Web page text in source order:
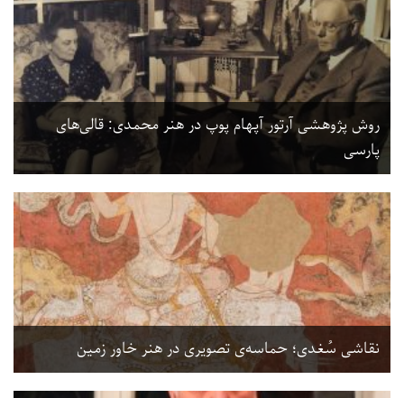
روش پژوهشی آرتور آپهام پوپ در هنر محمدی: قالی‌های
پارسی
نقاشی سُغدی؛ حماسه‌ی تصویری در هنر خاور زمین